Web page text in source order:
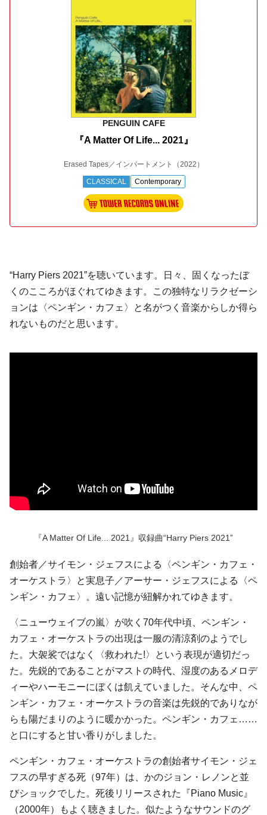
PENGUIN CAFE
『A Matter Of Life... 2021』
Erased Tapes／インパートメント （2022）
CLASSICAL Contemporary
“Harry Piers 2021”を聴いています。日々、固くなったぼ
くのこころがほぐれてゆきます。この独特なリラクゼーシ
ョンは〈ペンギン・カフェ〉と名がつく音楽からしか得ら
れないものだと思います。
『A Matter Of Life... 2021』収録曲“Harry Piers 2021”
創始者／サイモン・ジェフスによる〈ペンギン・カフェ・
オーケストラ〉と実息子／アーサー・ジェフスによる〈ペ
ンギン・カフェ〉。遠い記憶が紐解かれてゆきます。
〈ニューウェイブの嵐〉が吹く70年代中頃、ペンギン・
カフェ・オーケストラの出現は一服の清涼剤のようでし
た。大袈裟ではなく〈救われた!〉という表現が適切だっ
た。先鋭的であることがマストの時代、湿度のあるメロデ
ィーやハーモニーにぼくは飢えていました。そんな中、ペ
ンギン・カフェ・オーケストラの音楽は先鋭的でありなが
らも陽だまりのように暖かかった。ペンギン・カフェ……
と口にすると甘い香りがしました。
ペンギン・カフェ・オーケストラの創始者サイモン・ジェ
フスの早すぎる死（97年）は、かのジョン・レノンと並
びショックでした。死後リリースされた『Piano Music』
（2000年）もよく聴きました。似たようなサウンドのグ